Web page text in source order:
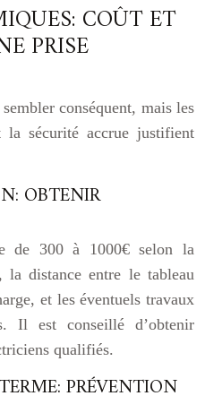
COÛT ET
PRISE
conséquent, mais les
sécurité accrue justifient
OBTENIR
de 300 à 1000€ selon la
la distance entre le tableau
et les éventuels travaux
Il est conseillé d’obtenir
qualifiés.
PRÉVENTION